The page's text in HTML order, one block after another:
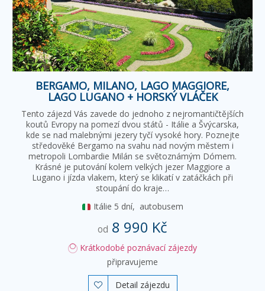
BERGAMO, MILANO, LAGO MAGGIORE,
LAGO LUGANO + HORSKÝ VLÁČEK
Tento zájezd Vás zavede do jednoho z nejromantičtějších
koutů Evropy na pomezí dvou států - Itálie a Švýcarska,
kde se nad malebnými jezery tyčí vysoké hory. Poznejte
středověké Bergamo na svahu nad novým městem i
metropoli Lombardie Milán se světoznámým Dómem.
Krásné je putování kolem velkých jezer Maggiore a
Lugano i jízda vlakem, který se klikatí v zatáčkách při
stoupání do kraje…
Itálie 5 dní, autobusem
od 8 990 Kč
Krátkodobé poznávací zájezdy
připravujeme
 Detail zájezdu